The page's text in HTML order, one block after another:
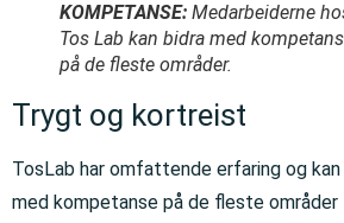
KOMPETANSE: Medarbeiderne
Tos Lab kan bidra med
på de fleste områder.
Trygt og kortreist
TosLab har omfattende erfaring og kan
med kompetanse på de fleste områder